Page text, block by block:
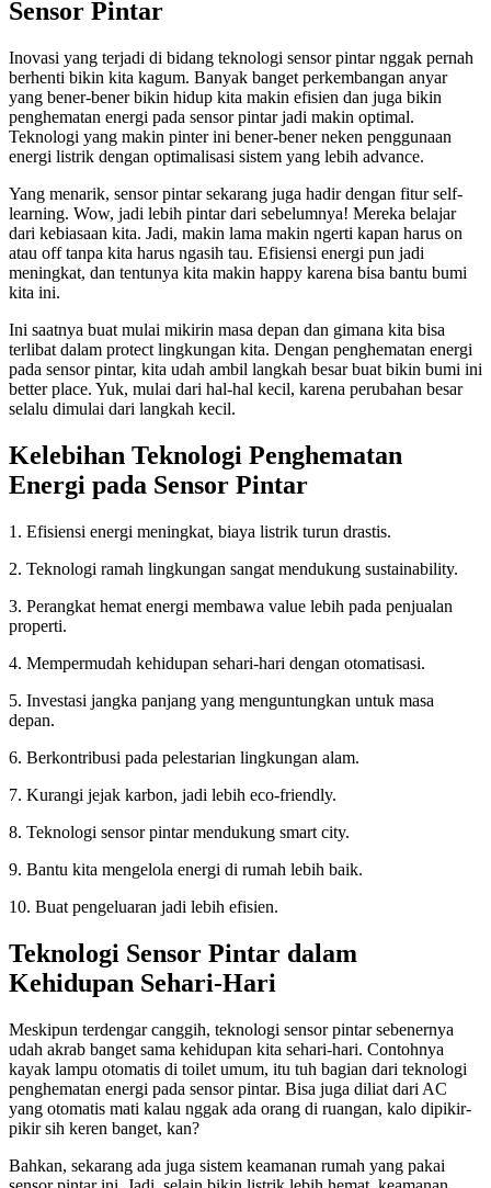
Sensor Pintar
Inovasi yang terjadi di bidang teknologi sensor pintar nggak pernah
berhenti bikin kita kagum. Banyak banget perkembangan anyar
yang bener-bener bikin hidup kita makin efisien dan juga bikin
penghematan energi pada sensor pintar jadi makin optimal.
Teknologi yang makin pinter ini bener-bener neken penggunaan
energi listrik dengan optimalisasi sistem yang lebih advance.
Yang menarik, sensor pintar sekarang juga hadir dengan fitur self-
learning. Wow, jadi lebih pintar dari sebelumnya! Mereka belajar
dari kebiasaan kita. Jadi, makin lama makin ngerti kapan harus on
atau off tanpa kita harus ngasih tau. Efisiensi energi pun jadi
meningkat, dan tentunya kita makin happy karena bisa bantu bumi
kita ini.
Ini saatnya buat mulai mikirin masa depan dan gimana kita bisa
terlibat dalam protect lingkungan kita. Dengan penghematan energi
pada sensor pintar, kita udah ambil langkah besar buat bikin bumi ini
better place. Yuk, mulai dari hal-hal kecil, karena perubahan besar
selalu dimulai dari langkah kecil.
Kelebihan Teknologi Penghematan
Energi pada Sensor Pintar
1. Efisiensi energi meningkat, biaya listrik turun drastis.
2. Teknologi ramah lingkungan sangat mendukung sustainability.
3. Perangkat hemat energi membawa value lebih pada penjualan
properti.
4. Mempermudah kehidupan sehari-hari dengan otomatisasi.
5. Investasi jangka panjang yang menguntungkan untuk masa
depan.
6. Berkontribusi pada pelestarian lingkungan alam.
7. Kurangi jejak karbon, jadi lebih eco-friendly.
8. Teknologi sensor pintar mendukung smart city.
9. Bantu kita mengelola energi di rumah lebih baik.
10. Buat pengeluaran jadi lebih efisien.
Teknologi Sensor Pintar dalam
Kehidupan Sehari-Hari
Meskipun terdengar canggih, teknologi sensor pintar sebenernya
udah akrab banget sama kehidupan kita sehari-hari. Contohnya
kayak lampu otomatis di toilet umum, itu tuh bagian dari teknologi
penghematan energi pada sensor pintar. Bisa juga diliat dari AC
yang otomatis mati kalau nggak ada orang di ruangan, kalo dipikir-
pikir sih keren banget, kan?
Bahkan, sekarang ada juga sistem keamanan rumah yang pakai